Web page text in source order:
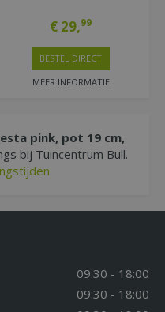
€ 29,99
MEER INFORMATIE
BESTEL DIRECT
pink, pot 19 cm,
bij Tuincentrum Bull.
09:30 - 18:00
09:30 - 18:00